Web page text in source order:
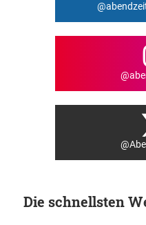
Die schnellsten